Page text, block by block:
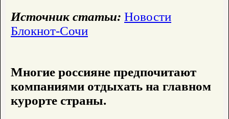
Источник статьи: Новости
Блокнот-Сочи
Многие россияне предпочитают
компаниями отдыхать на главном
курорте страны.